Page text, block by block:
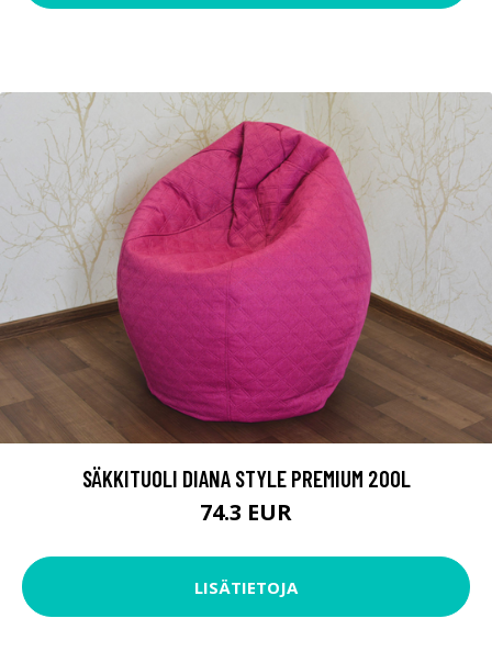
SÄKKITUOLI DIANA STYLE PREMIUM 200L
74.3 EUR
LISÄTIETOJA